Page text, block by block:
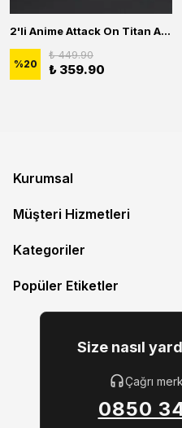
2'li Anime Attack On Titan Acrylic Maria Anime Naruto Erkek Kadın Kolye Seti
%20
₺ 449.90
₺ 359.90
Kurumsal
Müşteri Hizmetleri
Kategoriler
Popüler Etiketler
Size nasıl
Çağrı
0850